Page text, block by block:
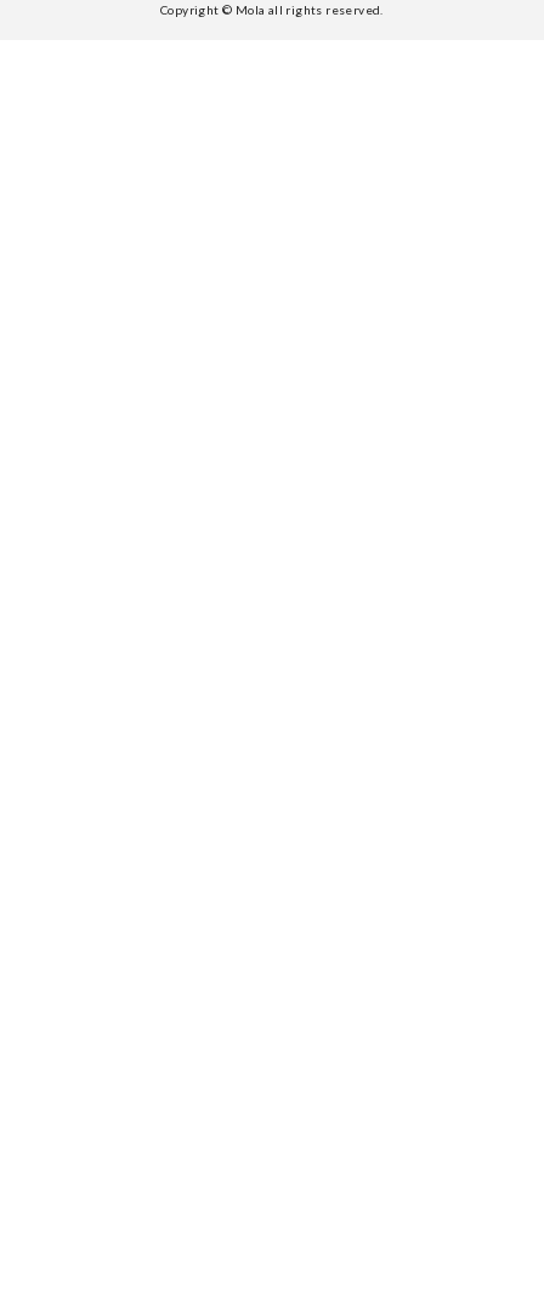
Copyright © Mola all rights reserved.